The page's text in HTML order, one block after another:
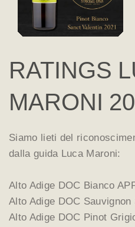
RATINGS
MARONI
Siamo lieti del
dalla guida Luca Maroni:
Alto Adige DOC Bianco
Alto Adige DOC
Alto Adige DOC Pinot